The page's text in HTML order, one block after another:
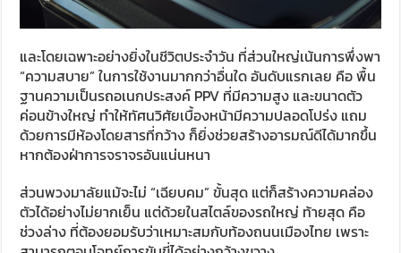
และโดยเฉพาะอย่างยิ่งในชีวิตประจำวัน ที่ส่วนใหญ่เน้นการพึ่งพา
“ความสบาย” ในการใช้งานมากกว่าอื่นใด อันดับแรกเลย คือ พื้น
ฐานความเป็นรถอเนกประสงค์ PPV ที่มีความสูง และขนาดตัว
ค่อนข้างใหญ่ ทำให้ทัศนวิศัยเบื้องหน้ามีความปลอดโปร่ง แถม
ด้วยการมีห้องโดยสารที่กว้าง ก็ยิ่งช่วยสร้างอารมณ์ดีได้มากขึ้น
หากต้องฝ่าการจราจรอันแน่นหนา
ส่วนพวงมาลัยแม้จะไม่ “เฉียบคม” ขั้นสุด แต่ก็สร้างความคล่อง
ตัวได้อย่างไม่ยากเย็น แต่ด้วยในสไตล์ของรถใหญ่ ท้ายสุด คือ
ช่วงล่าง ที่ต้องยอมรับว่าเหมาะสมกับท้องถนนเมืองไทย เพราะ